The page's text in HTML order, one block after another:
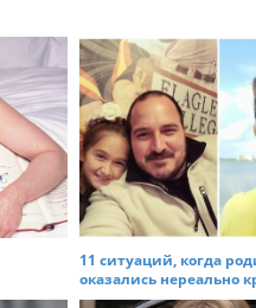
11 ситуаций, когда
оказались нереально